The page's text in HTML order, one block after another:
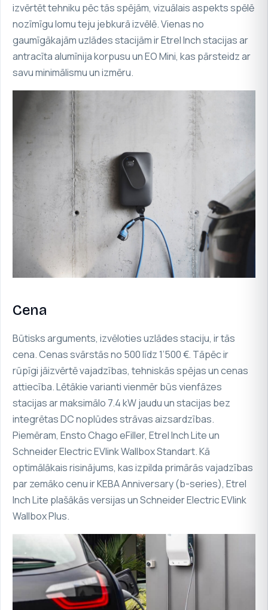
izvērtēt tehniku pēc tās spējām, vizuālais aspekts spēlē
nozīmīgu lomu teju jebkurā izvēlē. Vienas no
gaumīgākajām uzlādes stacijām irEtrel Inch stacijasar
antracīta alumīnija korpusu unEO Mini, kas pārsteidz ar
savu minimālismu un izmēru.
Cena
Būtisks arguments, izvēloties uzlādes staciju, ir tās
cena. Cenas svārstās no 500 līdz 1’500 €. Tāpēc ir
rūpīgi jāizvērtē vajadzības, tehniskās spējas un cenas
attiecība. Lētākie varianti vienmēr būs vienfāzes
stacijas ar maksimālo 7.4 kW jaudu un stacijas bez
integrētas DC noplūdes strāvas aizsardzības.
Piemēram, Ensto Chago eFiller, Etrel Inch Liteun
Schneider Electric EVlink Wallbox Standart. Kā
optimālākais risinājums, kas izpilda primārās vajadzības
par zemāko cenu irKEBA Anniversary (b-series), Etrel
Inch Lite plašākās versijas unSchneider Electric EVlink
Wallbox Plus.